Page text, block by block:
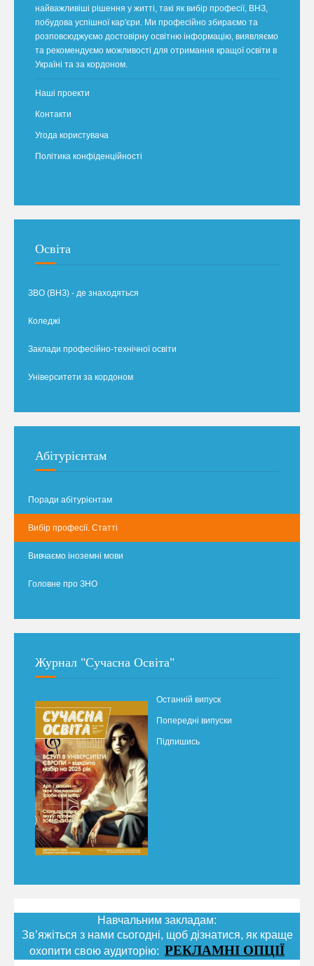
найважливіші рішення у житті, такі як вибір професії, ВНЗ,
побудова успішної кар'єри. Ми професійно збираємо та
розповсюджуємо достовірну освітню інформацію, виявляємо
та рекомендуємо можливості для отримання кращої освіти в
Україні та за кордоном.
Наші проекти
Контакти
Угода користувача
Політика конфіденційності
Освіта
ЗВО (ВНЗ) - де знаходяться
Коледжі
Заклади професійно-технічної освіти
Університети за кордоном
Абітурієнтам
Поради абітурієнтам
Вибір професії. Статті
Вивчаємо іноземні мови
Головне про ЗНО
Журнал "Сучасна Освіта"
Останній випуск
Попередні випуски
Підпишись
Навчальним закладам:
Зв’яжіться з нами сьогодні, щоб дізнатися, як краще
охопити свою аудиторію: РЕКЛАМНІ ОПЦІЇ